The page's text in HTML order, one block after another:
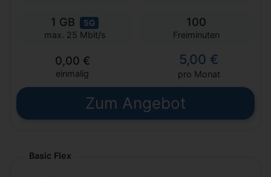
1 GB 5G
max. 25 Mbit/s
100
Freiminuten
0,00 €
einmalig
5,00 €
pro Monat
Zum Angebot
Basic Flex